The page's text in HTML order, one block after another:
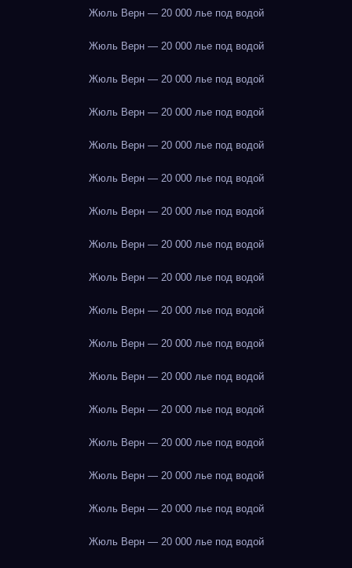
Жюль Верн — 20 000 лье под водой
Жюль Верн — 20 000 лье под водой
Жюль Верн — 20 000 лье под водой
Жюль Верн — 20 000 лье под водой
Жюль Верн — 20 000 лье под водой
Жюль Верн — 20 000 лье под водой
Жюль Верн — 20 000 лье под водой
Жюль Верн — 20 000 лье под водой
Жюль Верн — 20 000 лье под водой
Жюль Верн — 20 000 лье под водой
Жюль Верн — 20 000 лье под водой
Жюль Верн — 20 000 лье под водой
Жюль Верн — 20 000 лье под водой
Жюль Верн — 20 000 лье под водой
Жюль Верн — 20 000 лье под водой
Жюль Верн — 20 000 лье под водой
Жюль Верн — 20 000 лье под водой